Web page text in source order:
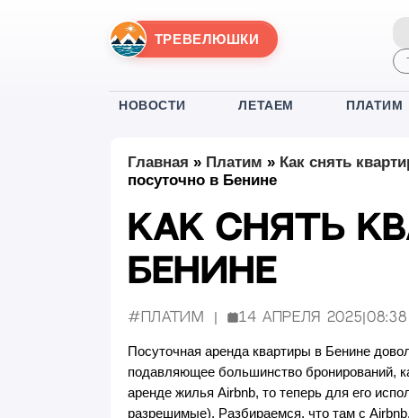
ТРЕВЕЛЮШКИ
НОВОСТИ ЛЕТАЕМ ПЛАТИМ
Главная » Платим » Как снять
посуточно в Бенине
Как снять
Бенине
#Платим Опубликовано:
14 апреля 2025 08:38
Посуточная аренда квартиры в Бенине
подавляющее большинство бронирований,
аренде жилья Airbnb, то теперь для его
разрешимые). Разбираемся, что там с